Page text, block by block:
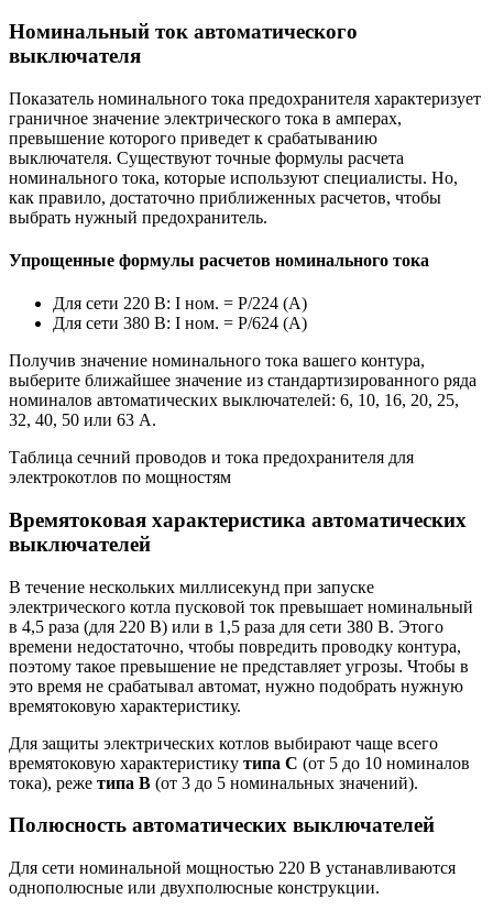
Номинальный ток автоматического
выключателя
Показатель номинального тока предохранителя характеризует
граничное значение электрического тока в амперах,
превышение которого приведет к срабатыванию
выключателя. Существуют точные формулы расчета
номинального тока, которые используют специалисты. Но,
как правило, достаточно приближенных расчетов, чтобы
выбрать нужный предохранитель.
Упрощенные формулы расчетов номинального тока
Для сети 220 В: I ном. = P/224 (A)
Для сети 380 В: I ном. = P/624 (A)
Получив значение номинального тока вашего контура,
выберите ближайшее значение из стандартизированного ряда
номиналов автоматических выключателей: 6, 10, 16, 20, 25,
32, 40, 50 или 63 А.
Таблица сечний проводов и тока предохранителя для
электрокотлов по мощностям
Времятоковая характеристика автоматических
выключателей
В течение нескольких миллисекунд при запуске
электрического котла пусковой ток превышает номинальный
в 4,5 раза (для 220 В) или в 1,5 раза для сети 380 В. Этого
времени недостаточно, чтобы повредить проводку контура,
поэтому такое превышение не представляет угрозы. Чтобы в
это время не срабатывал автомат, нужно подобрать нужную
времятоковую характеристику.
Для защиты электрических котлов выбирают чаще всего
времятоковую характеристику типа С (от 5 до 10 номиналов
тока), реже типа В (от 3 до 5 номинальных значений).
Полюсность автоматических выключателей
Для сети номинальной мощностью 220 В устанавливаются
однополюсные или двухполюсные конструкции.